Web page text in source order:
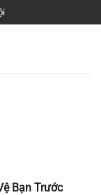
Bạn Trước